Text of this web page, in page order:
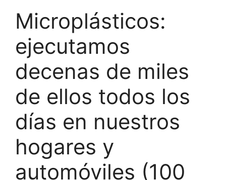
Microplásticos:
ejecutamos
decenas de miles
de ellos todos los
días en nuestros
hogares y
automóviles (100